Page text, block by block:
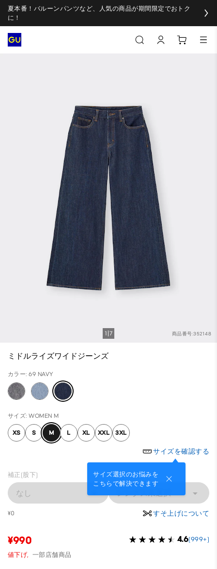
夏本番！バルーンパンツなど、人気の商品が期間限定でおトク
に！
商品番号:352148
1 7
ミドルライズワイドジーンズ
カラー: 69 NAVY
サイズ: WOMEN M
XS S M L XL XXL 3XL
サイズを確認する
サイズ選択のお悩みを
こちらで解決できます
補正(股下)
なし レングス未選択
¥0 すそ上げについて
¥990 4.6(999+)
値下げ, 一部店舗商品